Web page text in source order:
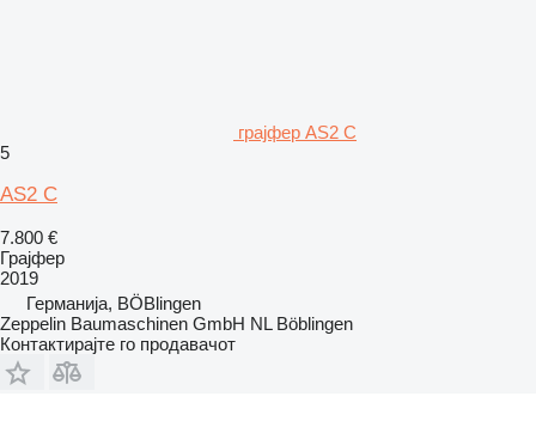
грајфер AS2 C
5
AS2 C
7.800 €
Грајфер
2019
Германија, BÖBlingen
Zeppelin Baumaschinen GmbH NL Böblingen
Контактирајте го продавачот